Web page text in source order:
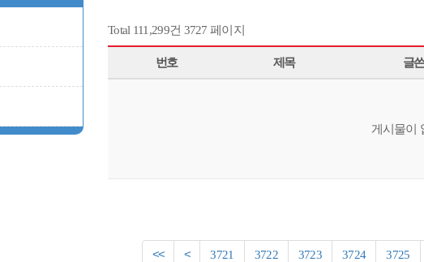
Total 111,299건 3727 페이지
번호 제목 글
게시물이
<< < 3721 3722 3723 3724 3725